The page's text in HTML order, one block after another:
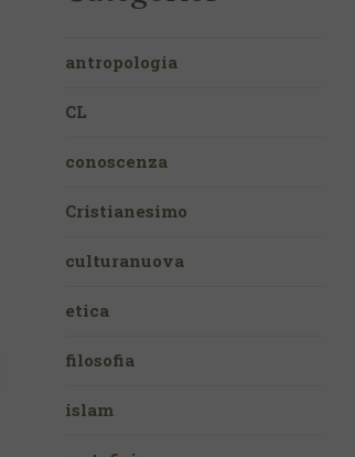
antropologia
CL
conoscenza
Cristianesimo
culturanuova
etica
filosofia
islam